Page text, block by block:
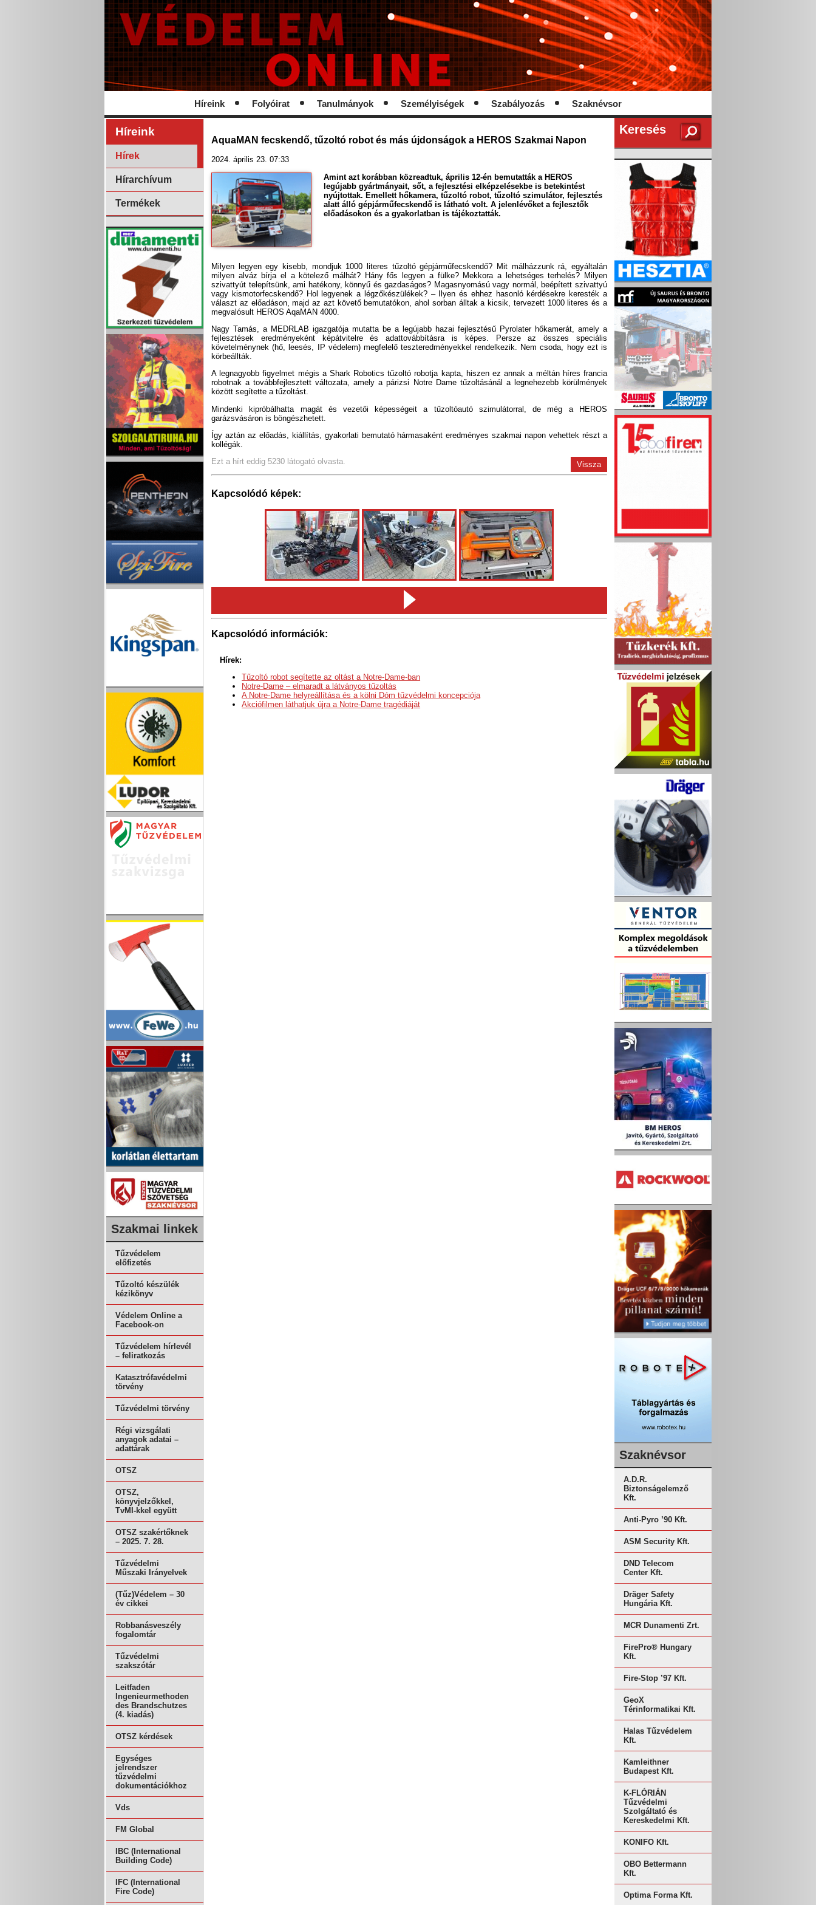
Híreink Folyóirat Tanulmányok Személyiségek Szabályozás Szaknévsor
Híreink
Hírek
Hírarchívum
Termékek
Szakmai linkek
Tűzvédelem
előfizetés
Tűzoltó készülék
kézikönyv
Védelem Online a
Facebook-on
Tűzvédelem hírlevél
– feliratkozás
Katasztrófavédelmi
törvény
Tűzvédelmi törvény
Régi vizsgálati
anyagok adatai –
adattárak
OTSZ
OTSZ,
könyvjelzőkkel,
TvMI-kkel együtt
OTSZ szakértőknek
– 2025. 7. 28.
Tűzvédelmi
Műszaki Irányelvek
(Tűz)Védelem – 30
év cikkei
Robbanásveszély
fogalomtár
Tűzvédelmi
szakszótár
Leitfaden
Ingenieurmethoden
des Brandschutzes
(4. kiadás)
OTSZ kérdések
Egységes
jelrendszer
tűzvédelmi
dokumentációkhoz
Vds
FM Global
IBC (International
Building Code)
IFC (International
Fire Code)
AquaMAN fecskendő, tűzoltó robot és más újdonságok a HEROS Szakmai Napon
2024. április 23. 07:33
Amint azt korábban közreadtuk, április 12-én bemutatták a HEROS
legújabb gyártmányait, sőt, a fejlesztési elképzelésekbe is betekintést
nyújtottak. Emellett hőkamera, tűzoltó robot, tűzoltó szimulátor, fejlesztés
alatt álló gépjárműfecskendő is látható volt. A jelenlévőket a fejlesztők
előadásokon és a gyakorlatban is tájékoztatták.
Milyen legyen egy kisebb, mondjuk 1000 literes tűzoltó gépjárműfecskendő? Mit málházzunk rá, egyáltalán
milyen alváz bírja el a kötelező málhát? Hány fős legyen a fülke? Mekkora a lehetséges terhelés? Milyen
szivattyút telepítsünk, ami hatékony, könnyű és gazdaságos? Magasnyomású vagy normál, beépített szivattyú
vagy kismotorfecskendő? Hol legyenek a légzőkészülékek? – Ilyen és ehhez hasonló kérdésekre keresték a
választ az előadáson, majd az azt követő bemutatókon, ahol sorban álltak a kicsik, tervezett 1000 literes és a
megvalósult HEROS AqaMAN 4000.
Nagy Tamás, a MEDRLAB igazgatója mutatta be a legújabb hazai fejlesztésű Pyrolater hőkamerát, amely a
fejlesztések eredményeként képátvitelre és adattovábbításra is képes. Persze az összes speciális
követelménynek (hő, leesés, IP védelem) megfelelő teszteredményekkel rendelkezik. Nem csoda, hogy ezt is
körbeállták.
A legnagyobb figyelmet mégis a Shark Robotics tűzoltó robotja kapta, hiszen ez annak a méltán híres francia
robotnak a továbbfejlesztett változata, amely a párizsi Notre Dame tűzoltásánál a legnehezebb körülmények
között segítette a tűzoltást.
Mindenki kipróbálhatta magát és vezetői képességeit a tűzoltóautó szimulátorral, de még a HEROS
garázsvásáron is böngészhetett.
Így aztán az előadás, kiállítás, gyakorlati bemutató hármasaként eredményes szakmai napon vehettek részt a
kollégák.
Vissza
Ezt a hírt eddig 5230 látogató olvasta.
Kapcsolódó képek:
Kapcsolódó információk:
Hírek:
Tűzoltó robot segítette az oltást a Notre-Dame-ban
Notre-Dame – elmaradt a látványos tűzoltás
A Notre-Dame helyreállítása és a kölni Dóm tűzvédelmi koncepciója
Akciófilmen láthatjuk újra a Notre-Dame tragédiáját
Keresés
Szaknévsor
A.D.R.
Biztonságelemző
Kft.
Anti-Pyro ’90 Kft.
ASM Security Kft.
DND Telecom
Center Kft.
Dräger Safety
Hungária Kft.
MCR Dunamenti Zrt.
FirePro® Hungary
Kft.
Fire-Stop ’97 Kft.
GeoX
Térinformatikai Kft.
Halas Tűzvédelem
Kft.
Kamleithner
Budapest Kft.
K-FLÓRIÁN
Tűzvédelmi
Szolgáltató és
Kereskedelmi Kft.
KONIFO Kft.
OBO Bettermann
Kft.
Optima Forma Kft.